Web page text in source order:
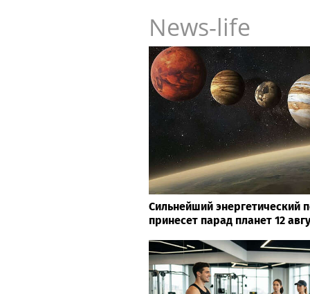
News-life
Сильнейший энергетический
принесет парад планет 12